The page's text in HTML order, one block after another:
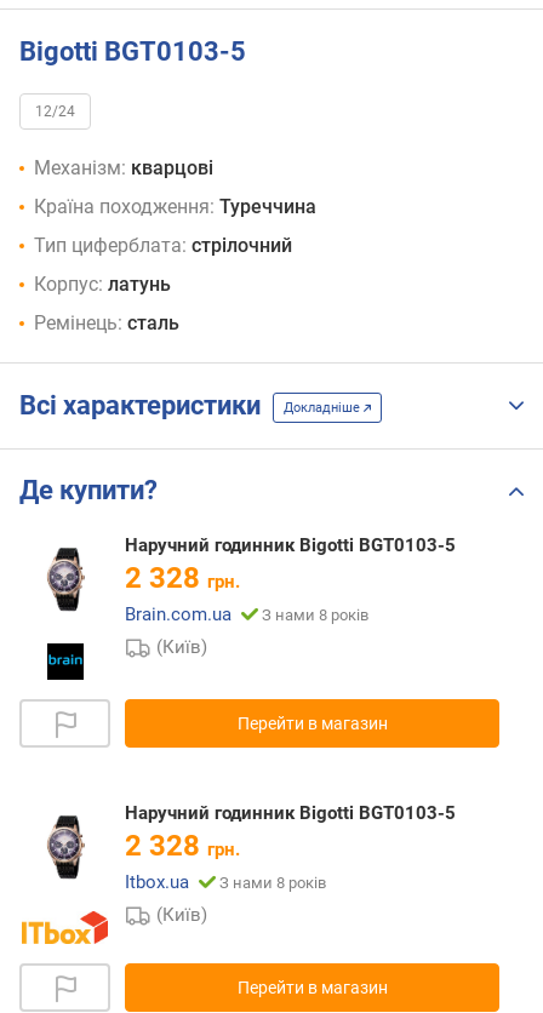
Bigotti BGT0103-5
12/24
Механізм: кварцові
Країна походження: Туреччина
Тип циферблата: стрілочний
Корпус: латунь
Ремінець: сталь
Всі характеристики Докладніше
Де купити?
Наручний годинник Bigotti BGT0103-5
2 328 грн.
Brain.com.ua
З нами 8 років
(Київ)
Перейти в магазин
Наручний годинник Bigotti BGT0103-5
2 328 грн.
Itbox.ua
З нами 8 років
(Київ)
Перейти в магазин